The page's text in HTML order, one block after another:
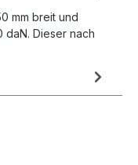
mm breit und
Dieser nach